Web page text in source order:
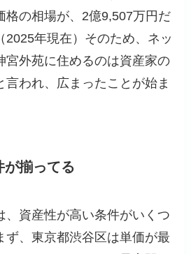
格の相場が、2億9,507万円だ
2025年現在）そのため、ネッ
宮外苑に住めるのは資産家の
言われ、広まったことが始ま
が揃ってる
、資産性が高い条件がいくつ
ず、東京都渋谷区は単価が最